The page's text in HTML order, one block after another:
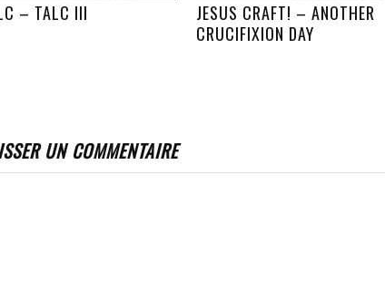
– TALC III
JESUS CRAFT! – ANOTHER
CRUCIFIXION DAY
UN COMMENTAIRE